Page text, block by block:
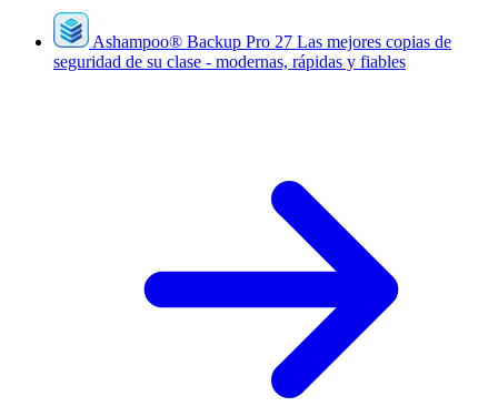
Ashampoo® Backup Pro 27 Las mejores copias de
seguridad de su clase - modernas, rápidas y fiables